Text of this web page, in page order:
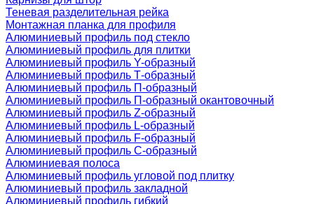
Теневая разделительная рейка
Монтажная планка для профиля
Алюминиевый профиль под стекло
Алюминиевый профиль для плитки
Алюминиевый профиль Y-образный
Алюминиевый профиль Т-образный
Алюминиевый профиль П-образный
Алюминиевый профиль П-образный окантовочный
Алюминиевый профиль Z-образный
Алюминиевый профиль L-образный
Алюминиевый профиль F-образный
Алюминиевый профиль C-образный
Алюминиевая полоса
Алюминиевый профиль угловой под плитку
Алюминиевый профиль закладной
Алюминиевый профиль гибкий